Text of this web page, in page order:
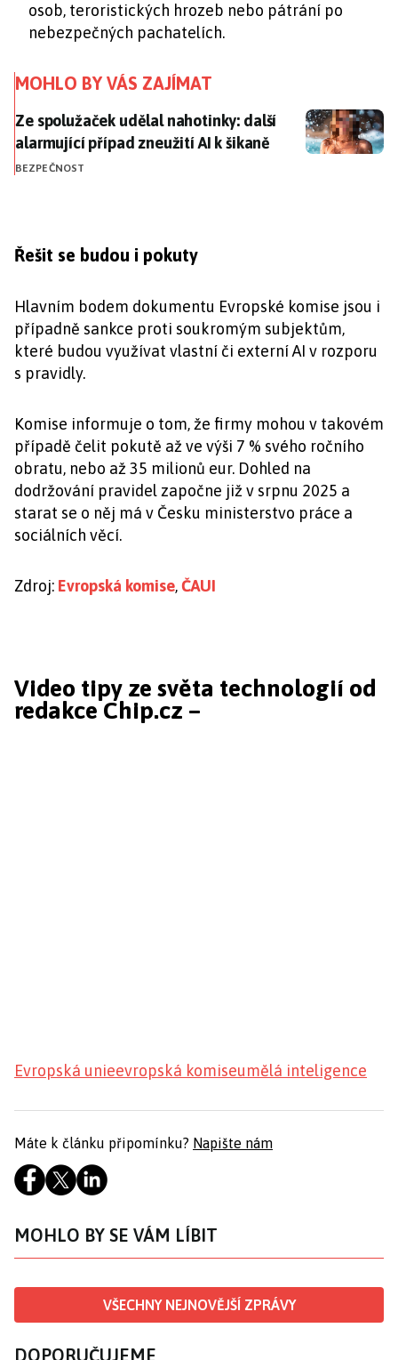
osob, teroristických hrozeb nebo pátrání po
nebezpečných pachatelích.
MOHLO BY VÁS ZAJÍMAT
Ze spolužaček udělal nahotinky: další alarmující
Ze spolužaček udělal nahotinky: další
alarmující případ zneužití AI k šikaně
BEZPEČNOST
Řešit se budou i pokuty
Hlavním bodem dokumentu Evropské komise jsou i
případně sankce proti soukromým subjektům,
které budou využívat vlastní či externí AI v rozporu
s pravidly.
Komise informuje o tom, že firmy mohou v takovém
případě čelit pokutě až ve výši 7 % svého ročního
obratu, nebo až 35 milionů eur. Dohled na
dodržování pravidel započne již v srpnu 2025 a
starat se o něj má v Česku ministerstvo práce a
sociálních věcí.
Zdroj: Evropská komise,ČAUI
Video tipy ze světa technologií od
redakce Chip.cz –
Evropská unieevropská komiseumělá inteligence
Máte k článku připomínku? Napište nám
MOHLO BY SE VÁM LÍBIT
VŠECHNY NEJNOVĚJŠÍ ZPRÁVY
DOPORUČUJEME